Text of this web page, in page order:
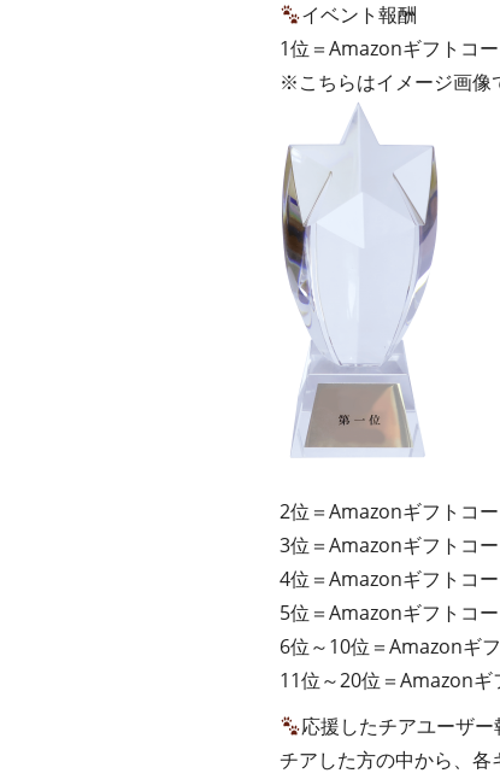
イベント報酬
1位＝Amazonギフトコ
※こちらはイメージ画像
2位＝Amazonギフトコ
3位＝Amazonギフトコ
4位＝Amazonギフトコ
5位＝Amazonギフトコ
6位～10位＝Amazonギ
11位～20位＝Amazonギ
応援したチアユーザー
チアした方の中から、各